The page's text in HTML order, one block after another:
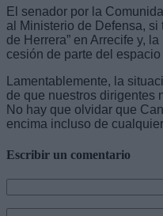
El senador por la
al Ministerio de Defensa, si
de Herrera” en Arrecife y,
cesión de parte del
Lamentablemente, la
de que nuestros dirigentes
No hay que olvidar que
encima incluso de
Escribir un comentario